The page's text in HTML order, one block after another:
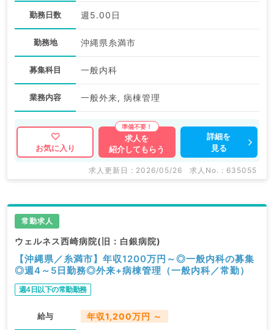
勤務日数 週5.00日
勤務地 沖縄県糸満市
募集科目 一般内科
業務内容 一般外来, 病棟管理
お気に入り
求人を
紹介してもらう
詳細を
見る
求人更新日 : 2026/05/26 求人No. : 635055
常勤求人
ウェルネス西崎病院(旧：白銀病院)
【沖縄県／糸満市】年収1200万円～◎一般内科の募集
◎週4～5日勤務◎外来+病棟管理（一般内科／常勤）
週4日以下の常勤勤務
給与 年収1,200万円 ～